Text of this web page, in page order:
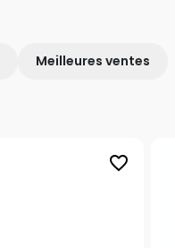
Meilleures ventes
favorite_border